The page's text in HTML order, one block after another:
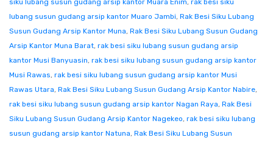
siku lubang susun gudang arsip kantor Muara Enim, rak besi siku
lubang susun gudang arsip kantor Muaro Jambi, Rak Besi Siku Lubang
Susun Gudang Arsip Kantor Muna, Rak Besi Siku Lubang Susun Gudang
Arsip Kantor Muna Barat, rak besi siku lubang susun gudang arsip
kantor Musi Banyuasin, rak besi siku lubang susun gudang arsip kantor
Musi Rawas, rak besi siku lubang susun gudang arsip kantor Musi
Rawas Utara, Rak Besi Siku Lubang Susun Gudang Arsip Kantor Nabire,
rak besi siku lubang susun gudang arsip kantor Nagan Raya, Rak Besi
Siku Lubang Susun Gudang Arsip Kantor Nagekeo, rak besi siku lubang
susun gudang arsip kantor Natuna, Rak Besi Siku Lubang Susun